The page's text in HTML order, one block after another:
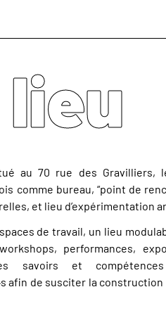
au 70 rue des Gravilliers,
comme bureau, “point de
et lieu d’expérimentation
de travail, un lieu
performances,
savoirs et compétences
afin de susciter la